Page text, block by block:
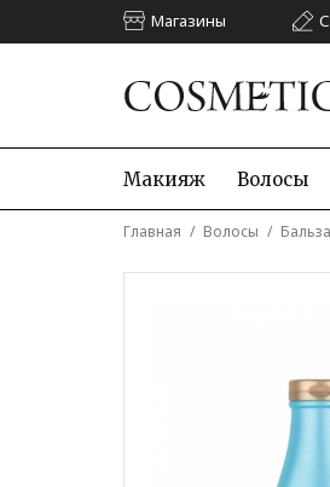
Магазины
Макияж Волосы
Главная / Волосы /